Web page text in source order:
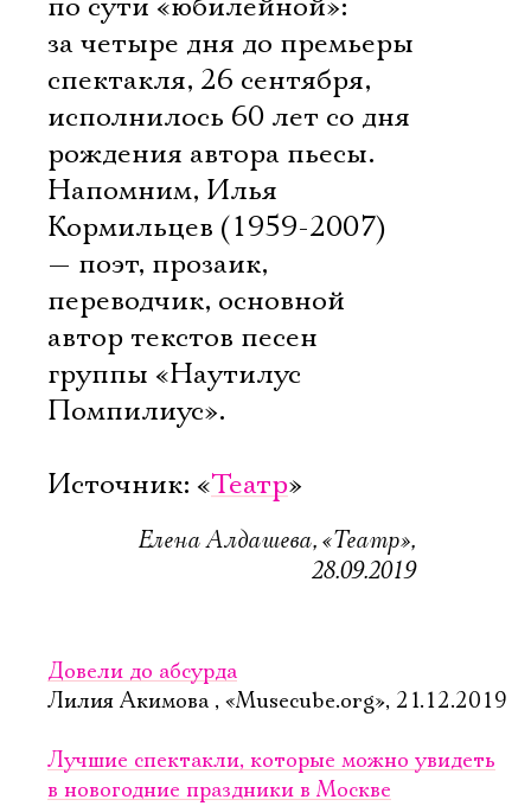
по сути «юбилейной»:
за четыре дня до премьеры
спектакля, 26 сентября,
исполнилось 60 лет со дня
рождения автора пьесы.
Напомним, Илья
Кормильцев (1959-2007)
— поэт, прозаик,
переводчик, основной
автор текстов песен
группы «Наутилус
Помпилиус».
Источник: «Театр»
Елена Алдашева, «Театр»,
28.09.2019
Довели до абсурда
Лилия Акимова , «Musecube.org», 21.12.2019
Лучшие спектакли, которые можно увидеть
в новогодние праздники в Москве